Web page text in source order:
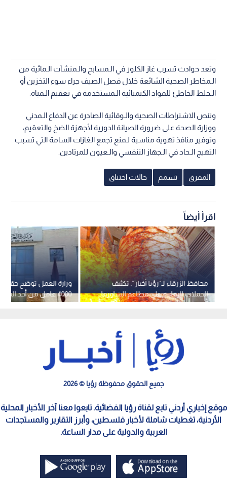
وتعد حوادث تسرب غاز الكلور في الـمسابح والـمنشآت الـمائية من
الـمخاطر الصحية الشائعة خلال فصل الصيف جراء سوء التخزين أو
الـخلط الخاطئ للمواد الكيميائية الـمستخدمة في تعقيم الـمياه.
وتنص الاشتراطات الصحية والـوقائية الصادرة عن الدفاع الـمدني
ووزارة الصحة على ضرورة الصيانة الدورية لأجهزة الضخ والتعقيم،
وتوفير منافذ تهوية مناسبة لـمنع تجمع الغازات السامة التي تسبب
التهيج الـحاد في الـجهاز التنفسي والـعيون للمرتادين.
المفرق تسمم حالات اختناق
اقرأ أيضاً
وزارة العمل توضح
4000 عامل من أحد المصانع
محافظ الزرقاء لـ"رؤيا أخبار": تكثيف
الحملات الرقابية على مطاعم الشاورما
والسناكات بعد حالات التسمم..فيديو
جميع الحقوق محفوظة رؤيا © 2026
موقع إخباري أردني تابع لقناة رؤيا الفضائية. تابعوا معنا آخر الأخبار المحلية
الأردنية، تغطيات شاملة لأخبار فلسطين، وأبرز التقارير والمستجدات
العربية والدولية على مدار الساعة.